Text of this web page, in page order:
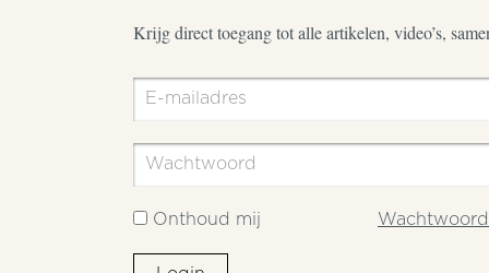
Krijg direct toegang tot alle artikelen, video’s,
Onthoud mij